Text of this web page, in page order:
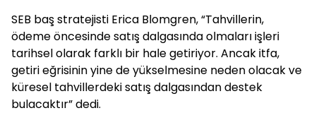
SEB baş stratejisti Erica Blomgren, “Tahvillerin,
ödeme öncesinde satış dalgasında olmaları işleri
tarihsel olarak farklı bir hale getiriyor. Ancak itfa,
getiri eğrisinin yine de yükselmesine neden olacak ve
küresel tahvillerdeki satış dalgasından destek
bulacaktır” dedi.